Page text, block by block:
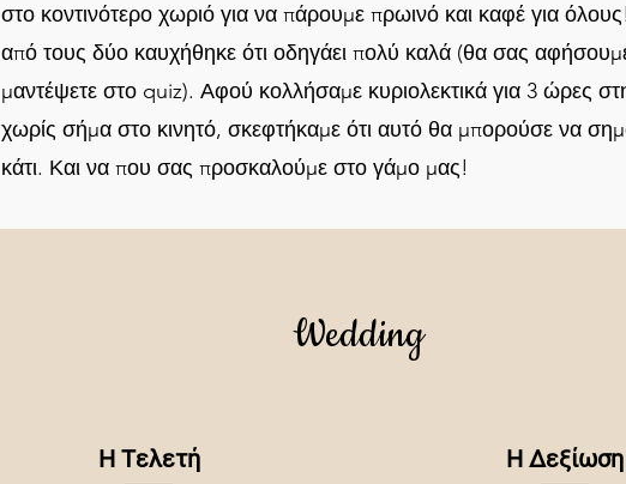
στο κοντινότερο χωριό για να πάρουμε πρωινό και καφέ για
από τους δύο καυχήθηκε ότι οδηγάει πολύ καλά (θα σας
μαντέψετε στο quiz). Αφού κολλήσαμε κυριολεκτικά για 3 ώρες
χωρίς σήμα στο κινητό, σκεφτήκαμε ότι αυτό θα μπορούσε να
κάτι. Και να που σας προσκαλούμε στο γάμο μας!
Wedding
Η Tελετή Η Δεξίωση